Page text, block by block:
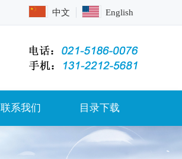
中文 English
联系我们 目录下载